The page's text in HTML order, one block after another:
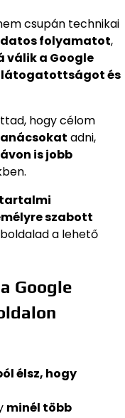
csupán technikai
folyamatot,
a Google
látogatottságot és
hogy célom
adni,
is jobb
szabott
a lehető
Google
élsz, hogy
minél több